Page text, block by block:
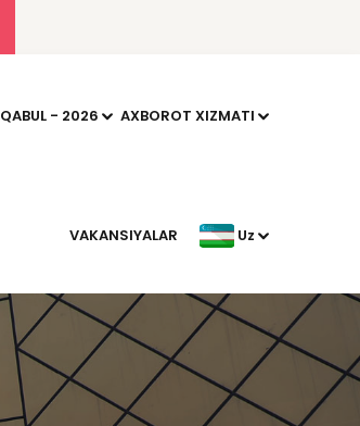
QABUL - 2026 AXBOROT XIZMATI
VAKANSIYALAR Uz